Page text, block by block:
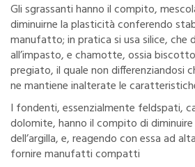
Gli sgrassanti hanno il compito,
diminuirne la plasticità conferendo
manufatto; in pratica si usa silice, che
all’impasto, e chamotte, ossia
pregiato, il quale non differenziandosi
ne mantiene inalterate le
I fondenti, essenzialmente feldspati,
dolomite, hanno il compito di
dell’argilla, e, reagendo con essa ad
fornire manufatti compatti